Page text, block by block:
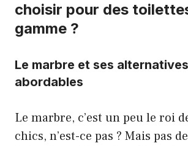
choisir pour des
gamme ?
Le marbre et ses alternatives
abordables
Le marbre, c’est un peu le roi
chics, n’est-ce pas ? Mais pas